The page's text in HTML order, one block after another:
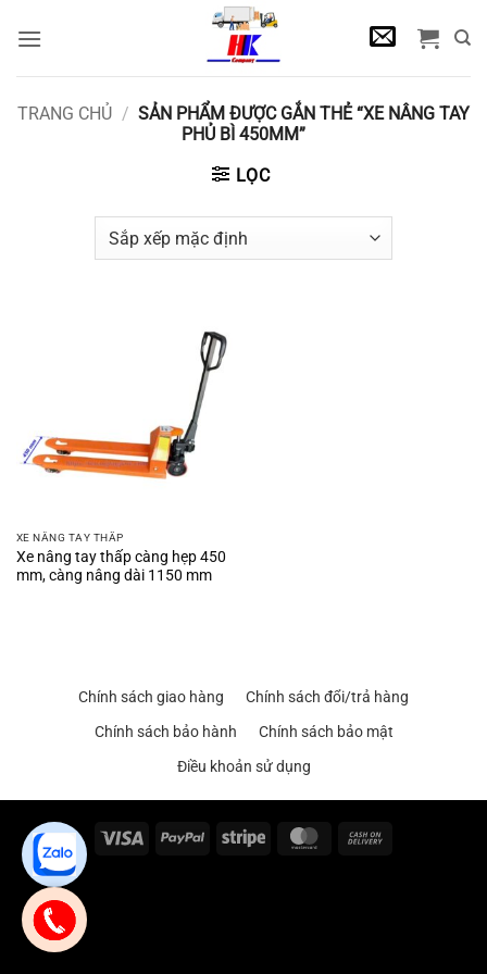
qua
TRANG CHỦ / SẢN PHẨM ĐƯỢC GẮN THẺ “XE NÂNG TAY
PHỦ BÌ 450MM”
LỌC
XE NÂNG TAY THẤP
Xe nâng tay thấp càng hẹp 450
mm, càng nâng dài 1150 mm
Chính sách giao hàng
Chính sách đổi/trả hàng
Chính sách bảo hành
Chính sách bảo mật
Điều khoản sử dụng
Visa PayPal Stripe MasterCard